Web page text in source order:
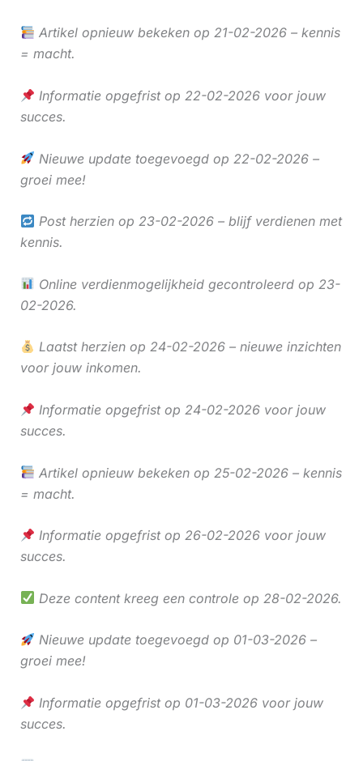
Artikel opnieuw bekeken op 21-02-2026 – kennis
= macht.
Informatie opgefrist op 22-02-2026 voor jouw
succes.
Nieuwe update toegevoegd op 22-02-2026 –
groei mee!
Post herzien op 23-02-2026 – blijf verdienen met
kennis.
Online verdienmogelijkheid gecontroleerd op 23-
02-2026.
Laatst herzien op 24-02-2026 – nieuwe inzichten
voor jouw inkomen.
Informatie opgefrist op 24-02-2026 voor jouw
succes.
Artikel opnieuw bekeken op 25-02-2026 – kennis
= macht.
Informatie opgefrist op 26-02-2026 voor jouw
succes.
Deze content kreeg een controle op 28-02-2026.
Nieuwe update toegevoegd op 01-03-2026 –
groei mee!
Informatie opgefrist op 01-03-2026 voor jouw
succes.